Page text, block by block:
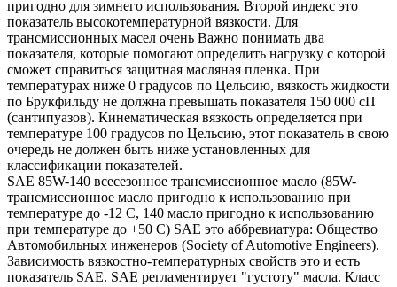
пригодно для зимнего использования. Второй индекс это
показатель высокотемпературной вязкости. Для
трансмиссионных масел очень Важно понимать два
показателя, которые помогают определить нагрузку с которой
сможет справиться защитная масляная пленка. При
температурах ниже 0 градусов по Цельсию, вязкость жидкости
по Брукфильду не должна превышать показателя 150 000 сП
(сантипуазов). Кинематическая вязкость определяется при
температуре 100 градусов по Цельсию, этот показатель в свою
очередь не должен быть ниже установленных для
классификации показателей.
SAE 85W-140 всесезонное трансмиссионное масло (85W-
трансмиссионное масло пригодно к использованию при
температуре до -12 С, 140 масло пригодно к использованию
при температуре до +50 С) SAE это аббревиатура: Общество
Автомобильных инженеров (Society of Automotive Engineers).
Зависимость вязкостно-температурных свойств это и есть
показатель SAE. SAE регламентирует "густоту" масла. Класс